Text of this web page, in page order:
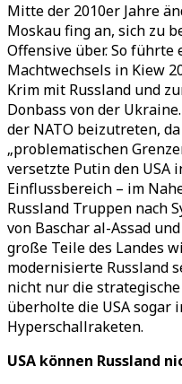
Mitte der 2010er Jahre
Moskau fing an, sich zu
Offensive über. So
Machtwechsels in Kiew
Krim mit Russland und
Donbass von der
der NATO beizutreten,
„problematischen
versetzte Putin den USA
Einflussbereich – im
Russland Truppen nach
von Baschar al-Assad
große Teile des Landes
modernisierte Russland
nicht nur die
überholte die USA sogar
Hyperschallraketen.
USA können Russland